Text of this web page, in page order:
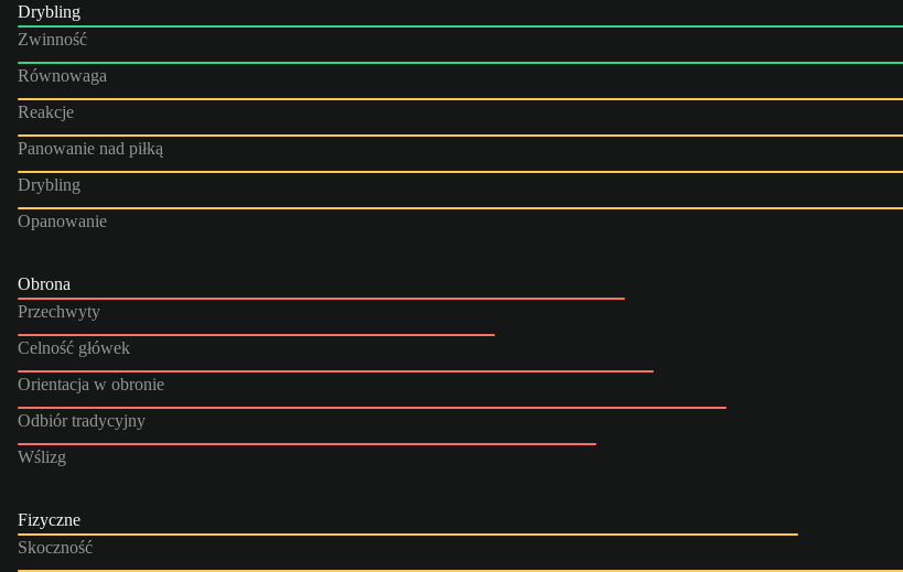
Drybling
Zwinność
Równowaga
Reakcje
Panowanie nad piłką
Drybling
Opanowanie
Obrona
Przechwyty
Celność główek
Orientacja w obronie
Odbiór tradycyjny
Wślizg
Fizyczne
Skoczność